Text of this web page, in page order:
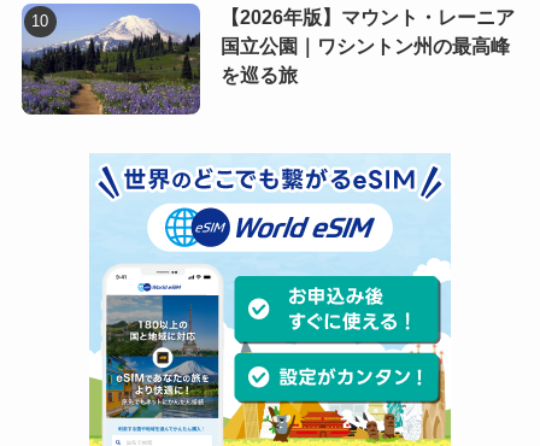
【2026年版】マウント・レーニア
国立公園｜ワシントン州の最高峰
を巡る旅